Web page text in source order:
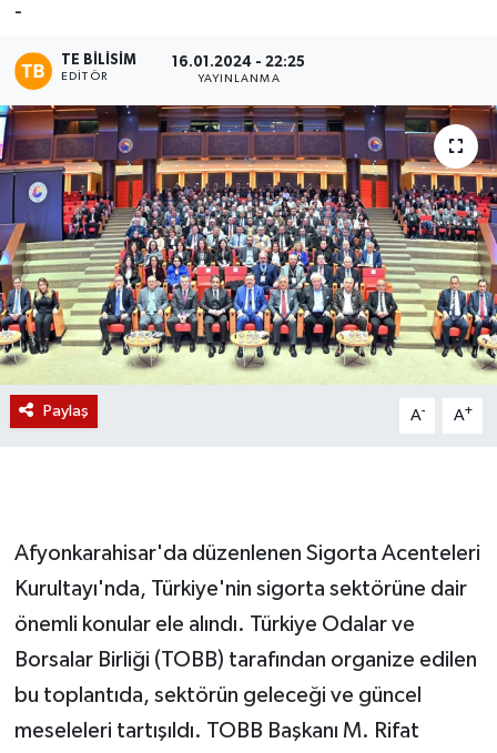
-
TE BILISIM
EDITÖR
16.01.2024 - 22:25
YAYINLANMA
Paylaş A- A+
Afyonkarahisar'da düzenlenen Sigorta Acenteleri
Kurultayı'nda, Türkiye'nin sigorta sektörüne dair
önemli konular ele alındı. Türkiye Odalar ve
Borsalar Birliği (TOBB) tarafından organize edilen
bu toplantıda, sektörün geleceği ve güncel
meseleleri tartışıldı. TOBB Başkanı M. Rifat
Magazin
Etkinlikler